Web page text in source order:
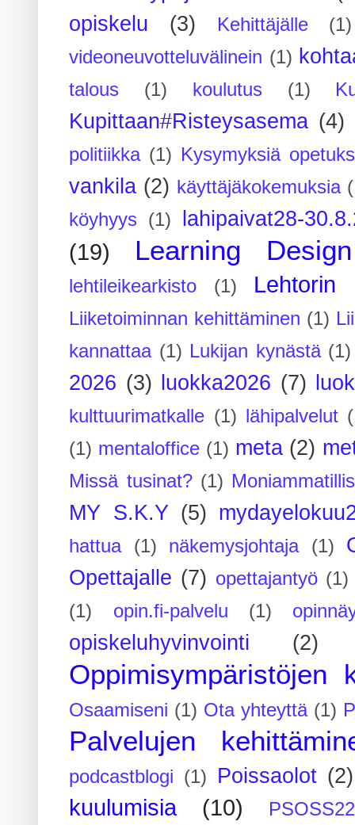
opiskelu
(3) Kehittäjälle
(1)
videoneuvotteluvälinein (1)
talous (1) koulutus (1)
Kupittaan#Risteysasema (4)
politiikka (1) Kysymyksiä
vankila (2) käyttäjäkokemuksia
köyhyys
(1) lahipaivat28-
(19) Learning Design
lehtileikearkisto (1) Lehtorin
Liiketoiminnan kehittäminen (1)
kannattaa (1) Lukijan kynästä (1)
2026 (3) luokka2026 (7)
kulttuurimatkalle (1) lähipalvelut
(1) mentaloffice (1) meta (2)
Missä tusinat? (1)
MY S.K.Y (5)
hattua (1) näkemysjohtaja (1)
Opettajalle (7) opettajantyö (1)
(1)
opin.fi-palvelu (1)
opiskeluhyvinvointi (2)
Oppimisympäristöjen
Osaamiseni (1) Ota yhteyttä (1)
Palvelujen
podcastblogi (1) Poissaolot (2)
kuulumisia (10)